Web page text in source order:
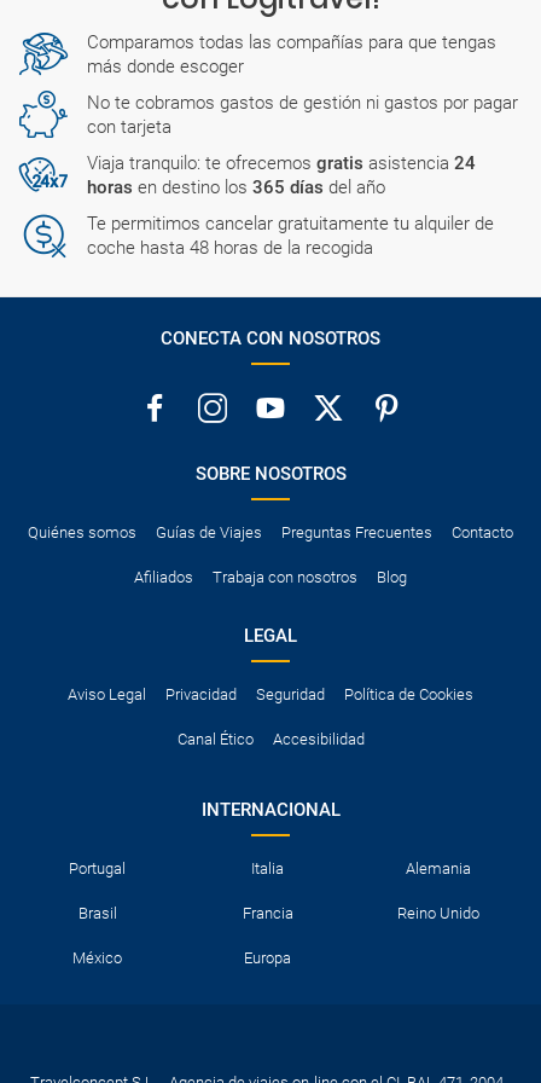
Comparamos todas las compañías para que tengas
más donde escoger
No te cobramos gastos de gestión ni gastos por pagar
con tarjeta
Viaja tranquilo: te ofrecemos gratis asistencia 24
horas en destino los 365 días del año
Te permitimos cancelar gratuitamente tu alquiler de
coche hasta 48 horas de la recogida
CONECTA CON NOSOTROS
SOBRE NOSOTROS
Quiénes somos Guías de Viajes Preguntas Frecuentes Contacto
Afiliados Trabaja con nosotros Blog
LEGAL
Aviso Legal Privacidad Seguridad Política de Cookies
Canal Ético Accesibilidad
INTERNACIONAL
Portugal Italia Alemania
Brasil Francia Reino Unido
México Europa